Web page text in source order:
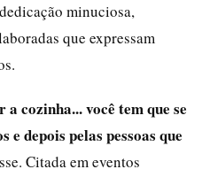
minuciosa,
que expressam
cozinha... você tem que se
depois pelas pessoas que
Citada em eventos